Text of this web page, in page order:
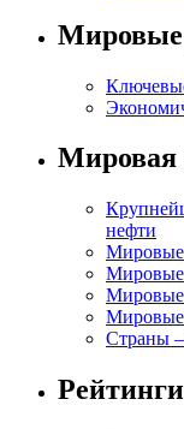
Мировая
нефти
Мировые
Мировые
Мировые
Мировые
Страны